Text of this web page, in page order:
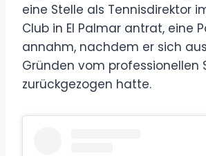
eine Stelle als Tennisdirektor
Club in El Palmar antrat, eine
annahm, nachdem er sich
Gründen vom professionellen
zurückgezogen hatte.